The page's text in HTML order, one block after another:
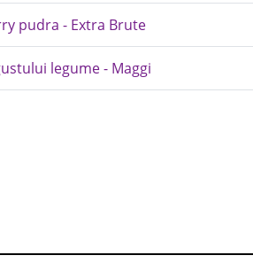
pudra - Extra Brute
legume - Maggi